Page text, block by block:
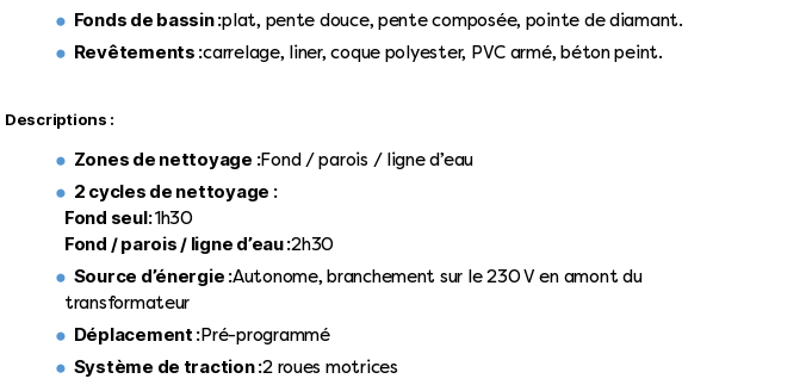
Fonds de bassin :plat, pente douce, pente composée, pointe de diamant.
Revêtements :carrelage, liner, coque polyester, PVC armé, béton peint.
Descriptions :
Zones de nettoyage :Fond / parois / ligne d’eau
2 cycles de nettoyage :
Fond seul:1h30
Fond / parois / ligne d’eau :2h30
Source d’énergie :Autonome, branchement sur le 230 V en amont du
transformateur
Déplacement :Pré-programmé
Système de traction :2 roues motrices